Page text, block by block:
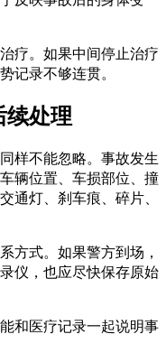
疗。如果中间停止治疗
记录不够连贯。
续处理
样不能忽略。事故发生
辆位置、车损部位、撞
通灯、刹车痕、碎片、
方式。如果警方到场，
仪，也应尽快保存原始
和医疗记录一起说明事